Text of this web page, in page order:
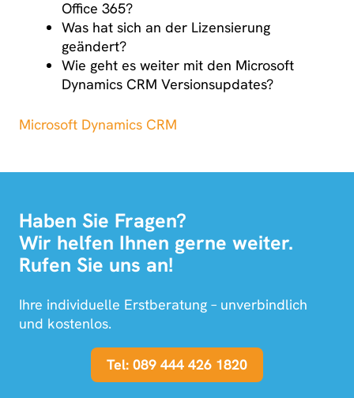
Office 365?
Was hat sich an der Lizensierung
geändert?
Wie geht es weiter mit den Microsoft
Dynamics CRM Versionsupdates?
Microsoft Dynamics CRM
Haben Sie Fragen?
Wir helfen Ihnen gerne weiter.
Rufen Sie uns an!
Ihre individuelle Erstberatung – unverbindlich
und kostenlos.
Tel: 089 444 426 1820